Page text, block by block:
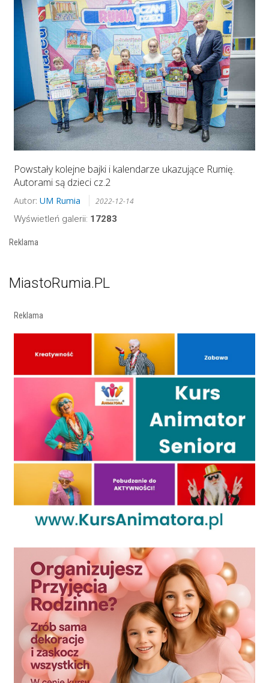
Powstały kolejne bajki i kalendarze ukazujące Rumię.
Autorami są dzieci cz.2
Autor: UM Rumia 2022-12-14
Wyświetleń galerii: 17283
Reklama
MiastoRumia.PL
Reklama